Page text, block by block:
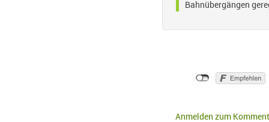
Bahnübergängen
Anmelden zum